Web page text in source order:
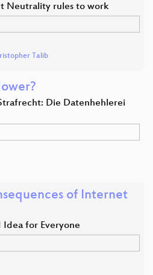
Neutrality rules to work
Talib
Die Datenhehlerei
of Internet
Idea for Everyone